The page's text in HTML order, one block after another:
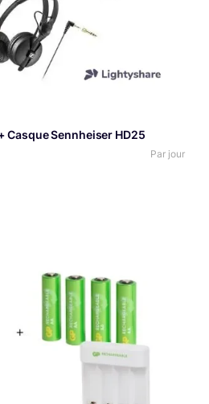
Casque Sennheiser HD25
Par jour